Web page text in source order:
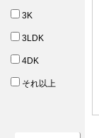
3K
3LDK
4DK
それ以上